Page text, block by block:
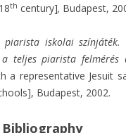
th century], Budapest,
piarista iskolai színjáték.
teljes piarista felmérés
a representative Jesuit
Budapest, 2002.